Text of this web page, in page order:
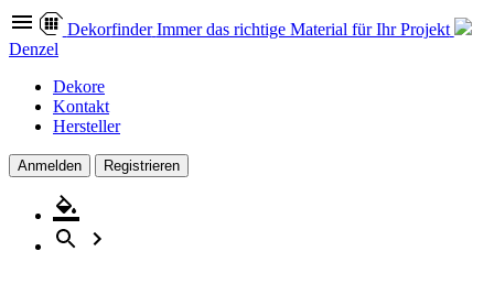
Dekorfinder Immer das richtige Material für Ihr Projekt
Denzel
Dekore
Kontakt
Hersteller
Anmelden Registrieren